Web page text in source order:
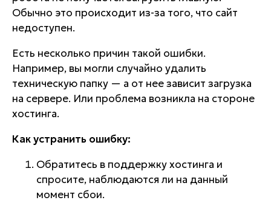
Обычно это происходит из-за того, что сайт
недоступен.
Есть несколько причин такой ошибки.
Например, вы могли случайно удалить
техническую папку — а от нее зависит загрузка
на сервере. Или проблема возникла на стороне
хостинга.
Как устранить ошибку:
Обратитесь в поддержку хостинга и
спросите, наблюдаются ли на данный
момент сбои.